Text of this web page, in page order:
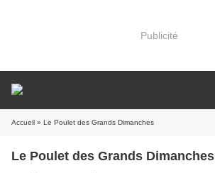
Publicité
Accueil » Le Poulet des Grands Dimanches
Le Poulet des Grands Dimanches